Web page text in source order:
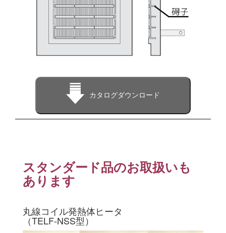
カタログダウンロード
スタンダード品のお取扱いも
あります
丸線コイル発熱体ヒータ
（TELF-NSS型）